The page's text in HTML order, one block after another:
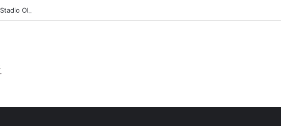
Stadio Olimpico, definito il piano mobilità 2026-27